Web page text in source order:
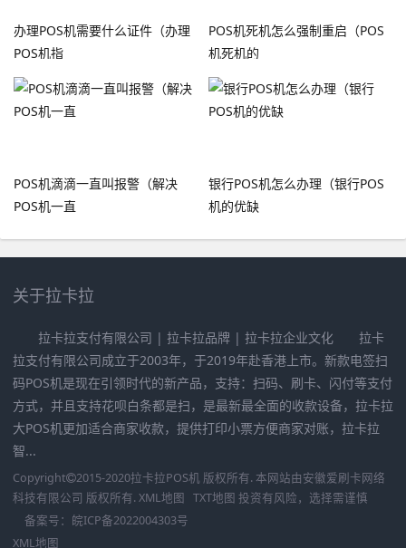
办理POS机需要什么证件（办理
POS机指
POS机死机怎么强制重启（POS
机死机的
POS机滴滴一直叫报警（解决
POS机一直
银行POS机怎么办理（银行POS
机的优缺
关于拉卡拉
拉卡拉支付有限公司 | 拉卡拉品牌 | 拉卡拉企业文化 拉卡
拉支付有限公司成立于2003年，于2019年赴香港上市。新款电签扫
码POS机是现在引领时代的新产品，支持：扫码、刷卡、闪付等支付
方式，并且支持花呗白条都是扫，是最新最全面的收款设备，拉卡拉
大POS机更加适合商家收款，提供打印小票方便商家对账，拉卡拉
智...
Copyright 2015-2020拉卡拉POS机 版权所有. 本网站由安徽爱刷卡网络
科技有限公司 版权所有. XML地图 TXT地图 投资有风险，选择需谨慎
备案号： 皖ICP备2022004303号
XML地图